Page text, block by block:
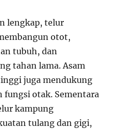
lengkap, telur
otot,
tubuh, dan
tahan lama. Asam
juga mendukung
fungsi otak. Sementara
kampung
tulang dan gigi,